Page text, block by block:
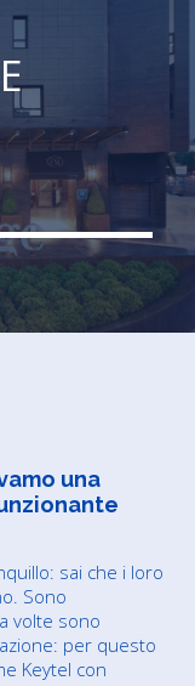
una
sai che i loro
Sono
volte sono
per questo
Keytel con